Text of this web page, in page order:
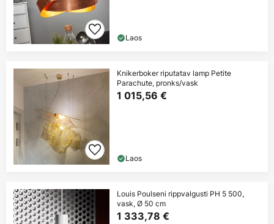
Laos
Knikerboker riputatav lamp Petite
Parachute, pronks/vask
1 015,56 €
Laos
Louis Poulseni rippvalgusti PH 5 500,
vask, Ø 50 cm
1 333,78 €